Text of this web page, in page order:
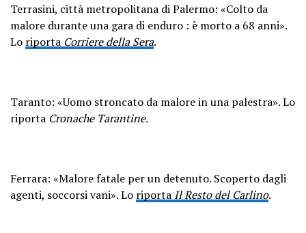
Terrasini, città metropolitana di Palermo: «Colto da
malore durante una gara di enduro : è morto a 68 anni».
Lo riporta Corriere della Sera.
Taranto: «Uomo stroncato da malore in una palestra». Lo
riporta Cronache Tarantine.
Ferrara: «Malore fatale per un detenuto. Scoperto dagli
agenti, soccorsi vani». Lo riporta Il Resto del Carlino.